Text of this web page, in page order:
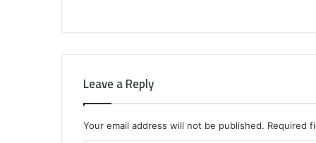
Leave a Reply
Your email address will not be published. Required